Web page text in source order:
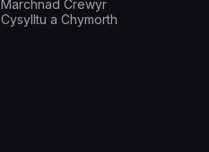
Marchnad Crewyr
Cysylltu a Chymorth